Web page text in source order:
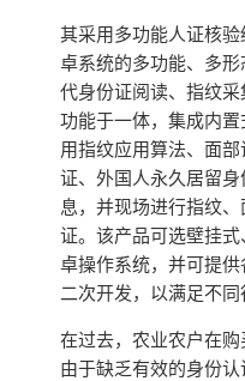
其采用多功能人证核
卓系统的多功能、多
代身份证阅读、指纹
功能于一体，集成内
用指纹应用算法、面
证、外国人永久居留
息，并现场进行指纹
证。该产品可选壁挂
卓操作系统，并可提
二次开发，以满足不同
在过去，农业农户在购
由于缺乏有效的身份认